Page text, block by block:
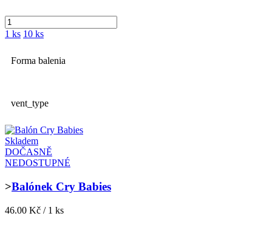
1 ks 10 ks
Forma balenia
vent_type
Skladem
DOČASNĚ
NEDOSTUPNÉ
>Balónek Cry Babies
46.00 Kč / 1 ks